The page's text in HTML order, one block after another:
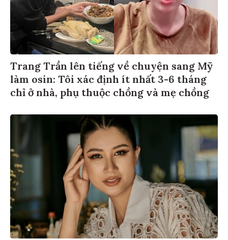
Trang Trần lên tiếng về chuyện sang Mỹ
làm osin: Tôi xác định ít nhất 3-6 tháng
chỉ ở nhà, phụ thuộc chồng và mẹ chồng